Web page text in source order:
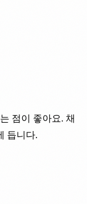
점이 좋아요. 채
듭니다.